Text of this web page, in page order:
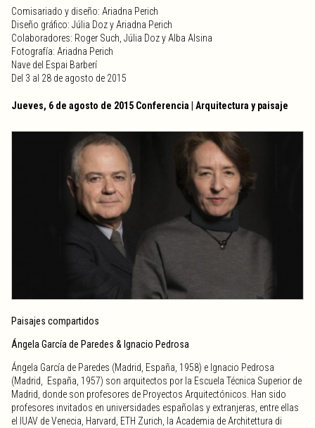
Comisariado y diseño: Ariadna Perich
Diseño gráfico: Júlia Doz y Ariadna Perich
Colaboradores: Roger Such, Júlia Doz y Alba Alsina
Fotografía: Ariadna Perich
Nave del Espai Barberí
Del 3 al 28 de agosto de 2015
Jueves, 6 de agosto de 2015 Conferencia | Arquitectura y paisaje
Paisajes compartidos
Ángela García de Paredes & Ignacio Pedrosa
Ángela García de Paredes (Madrid, España, 1958) e Ignacio Pedrosa
(Madrid, España, 1957) son arquitectos por la Escuela Técnica Superior de
Madrid, donde son profesores de Proyectos Arquitectónicos. Han sido
profesores invitados en universidades españolas y extranjeras, entre ellas
el IUAV de Venecia, Harvard, ETH Zurich, la Academia de Architettura di